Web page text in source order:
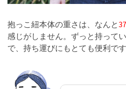
抱っこ紐本体の重さは、なんと
感じがしません。ずっと持って
で、持ち運びにもとても便利です